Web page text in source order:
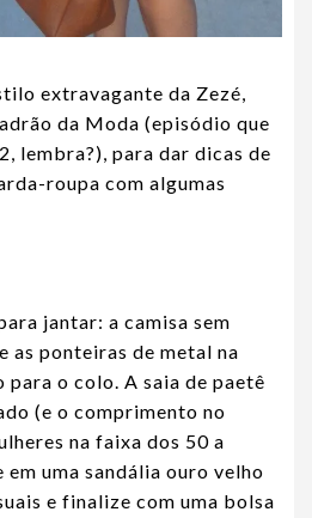
extravagante da Zezé,
da Moda (episódio que
lembra?), para dar dicas de
roupa com algumas
jantar: a camisa sem
as ponteiras de metal na
para o colo. A saia de paetê
(e o comprimento no
na faixa dos 50 a
uma sandália ouro velho
e finalize com uma bolsa